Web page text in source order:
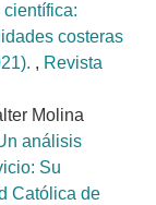
costeras
, Revista
Molina
análisis
Su
Católica de